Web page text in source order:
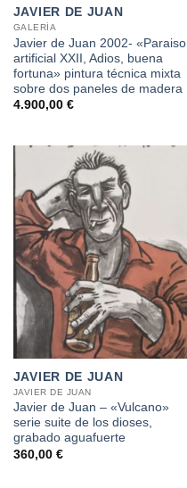
JAVIER DE JUAN
GALERÍA
Javier de Juan 2002- «Paraiso
artificial XXII, Adios, buena
fortuna» pintura técnica mixta
sobre dos paneles de madera
4.900,00 €
JAVIER DE JUAN
JAVIER DE JUAN
Javier de Juan – «Vulcano»
serie suite de los dioses,
grabado aguafuerte
360,00 €